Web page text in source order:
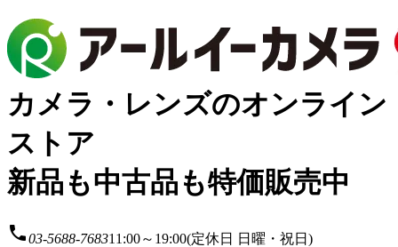
カメラ・レンズのオンライン
ストア
新品も中古品も特価販売中
local_phone03-5688-768311:00～19:00(定休日 日曜・祝日)